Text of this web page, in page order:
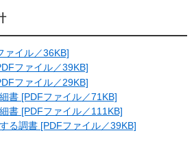
ァイル／36KB]
ファイル／39KB]
ファイル／29KB]
書 [PDFファイル／71KB]
書 [PDFファイル／111KB]
る調書 [PDFファイル／39KB]